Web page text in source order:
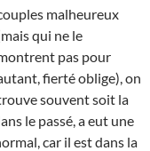
malheureux
qui ne le
pas pour
fierté oblige), on
souvent soit la
le passé, a eut une
car il est dans la